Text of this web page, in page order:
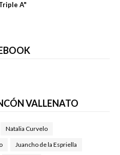
A"
VALLENATO
Natalia Curvelo
Juancho de la Espriella